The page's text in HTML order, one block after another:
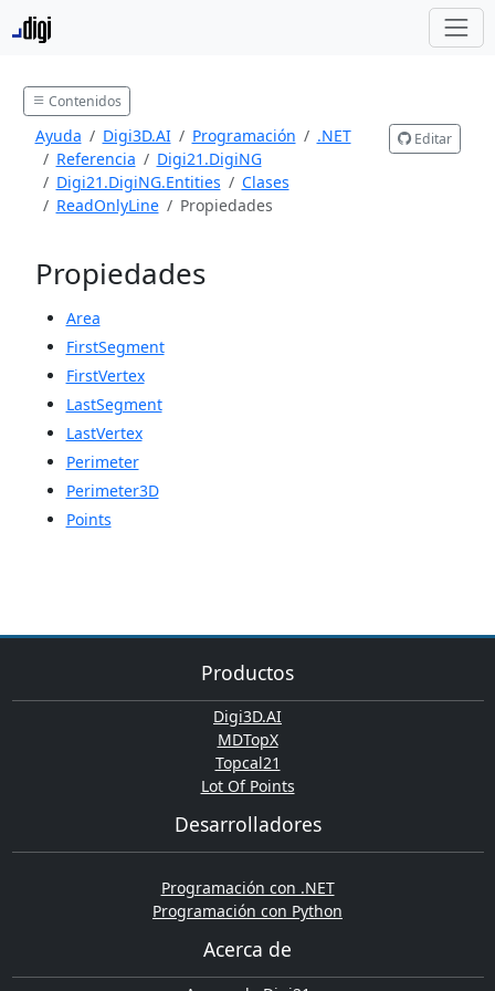
Contenidos
Ayuda Digi3D.AI Programación
.NET
Referencia
Digi21.DigiNG
Digi21.DigiNG.Entities
Clases
ReadOnlyLine
Propiedades
Editar
Propiedades
Area
FirstSegment
FirstVertex
LastSegment
LastVertex
Perimeter
Perimeter3D
Points
Productos
Digi3D.AI
MDTopX
Topcal21
Lot Of Points
Desarrolladores
Programación con .NET
Programación con Python
Acerca de